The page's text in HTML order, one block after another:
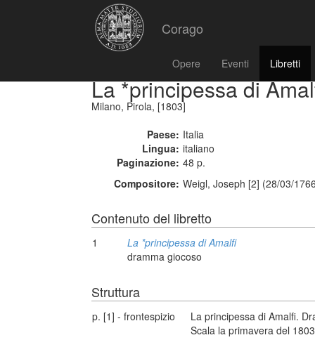
Corago
Opere Eventi Libretti
La *principessa di
Milano, Pirola, [1803]
Paese: Italia
Lingua: italiano
Paginazione: 48 p.
Compositore: Weigl, Joseph [2] (28/03/
Contenuto del libretto
1
La *principessa di Amalfi
dramma giocoso
Struttura
p. [1] - frontespizio
La principessa di Amalfi.
Scala la primavera del